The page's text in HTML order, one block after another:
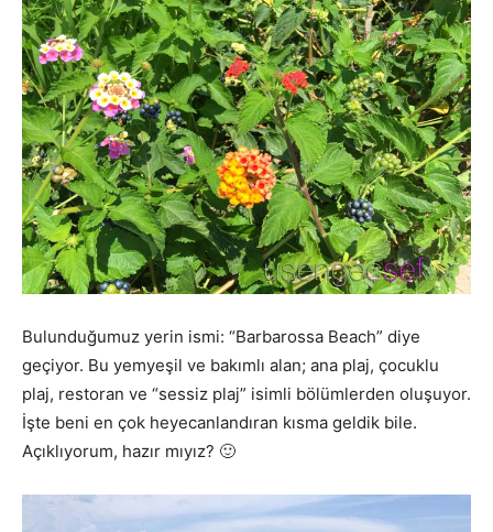
Bulunduğumuz yerin ismi: “Barbarossa Beach” diye
geçiyor. Bu yemyeşil ve bakımlı alan; ana plaj, çocuklu
plaj, restoran ve “sessiz plaj” isimli bölümlerden oluşuyor.
İşte beni en çok heyecanlandıran kısma geldik bile.
Açıklıyorum, hazır mıyız? 🙂